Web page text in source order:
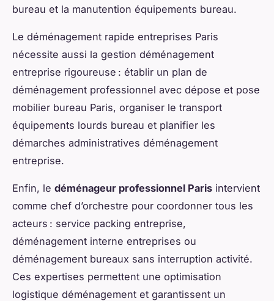
bureau et la manutention équipements bureau.
Le déménagement rapide entreprises Paris
nécessite aussi la gestion déménagement
entreprise rigoureuse : établir un plan de
déménagement professionnel avec dépose et pose
mobilier bureau Paris, organiser le transport
équipements lourds bureau et planifier les
démarches administratives déménagement
entreprise.
Enfin, le déménageur professionnel Paris intervient
comme chef d’orchestre pour coordonner tous les
acteurs : service packing entreprise,
déménagement interne entreprises ou
déménagement bureaux sans interruption activité.
Ces expertises permettent une optimisation
logistique déménagement et garantissent un